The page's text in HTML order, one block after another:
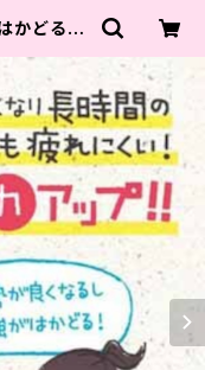
かどる書
ショップ